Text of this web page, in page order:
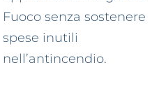
Fuoco senza sostenere
spese inutili
nell’antincendio.